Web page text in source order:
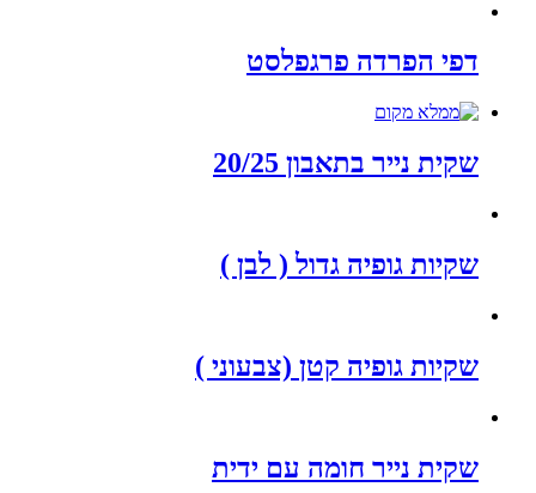
דפי הפרדה פרגפלסט
שקית נייר בתאבון 20/25
שקיות גופיה גדול ( לבן )
שקיות גופיה קטן (צבעוני )
שקית נייר חומה עם ידית